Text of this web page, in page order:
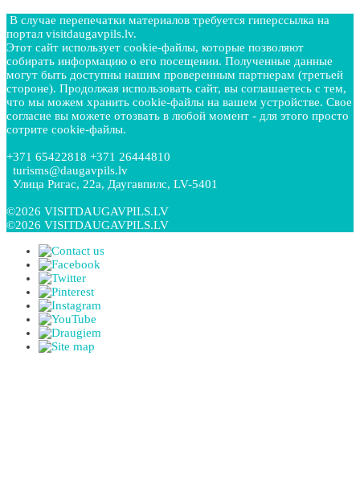
В случае перепечатки материалов требуется гиперссылка на
портал visitdaugavpils.lv.
Этот сайт использует cookie-файлы, которые позволяют
собирать информацию о его посещении. Полученные данные
могут быть доступны нашим проверенным партнерам (третьей
стороне). Продолжая использовать сайт, вы соглашаетесь с тем,
что мы можем хранить cookie-файлы на вашем устройстве. Свое
согласие вы можете отозвать в любой момент - для этого просто
сотрите cookie-файлы.
+371 65422818 +371 26444810
turisms@daugavpils.lv
Улица Ригас, 22a, Даугавпилс, LV-5401
©2026 VISITDAUGAVPILS.LV
©2026 VISITDAUGAVPILS.LV